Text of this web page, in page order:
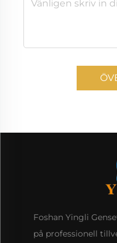
Foshan Yingli
på professionell